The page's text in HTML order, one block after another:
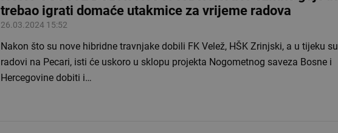
trebao igrati domaće utakmice za vrijeme radova
26.03.2024 15:52
Nakon što su nove hibridne travnjake dobili FK Velež, HŠK Zrinjski, a u tijeku su
radovi na Pecari, isti će uskoro u sklopu projekta Nogometnog saveza Bosne i
Hercegovine dobiti i…